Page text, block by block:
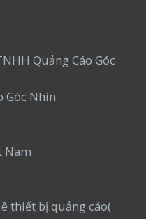
Quảng Cáo Góc
Góc Nhìn
Nam
thiết bị quảng cáo(